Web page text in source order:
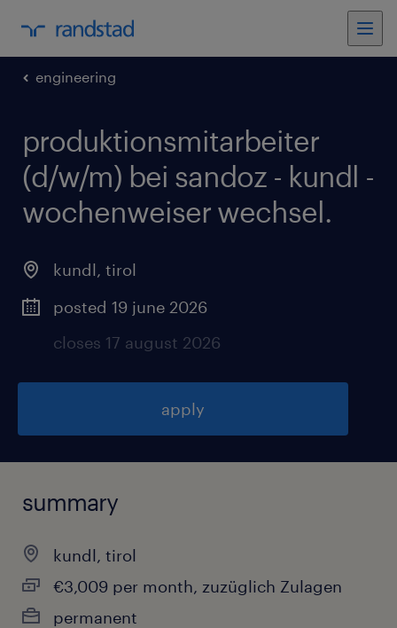
engineering
produktionsmitarbeiter
(d/w/m) bei sandoz - kundl -
wochenweiser wechsel.
kundl, tirol
posted 19 june 2026
closes 17 august 2026
apply
summary
kundl, tirol
€3,009 per month, zuzüglich Zulagen
permanent